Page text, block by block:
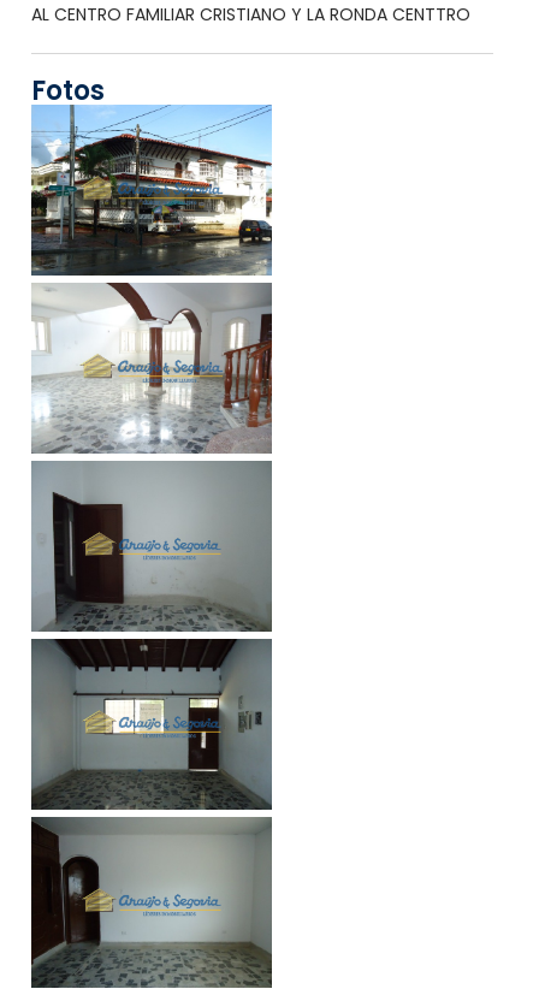
AL CENTRO FAMILIAR CRISTIANO Y LA RONDA CENTTRO
Fotos